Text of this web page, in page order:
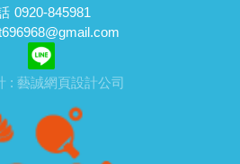
0920-845981
: 藝誠網頁設計公司